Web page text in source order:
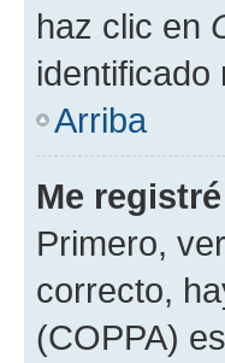
haz clic en
identificado
Arriba
Me
Primero,
correcto,
(COPPA)